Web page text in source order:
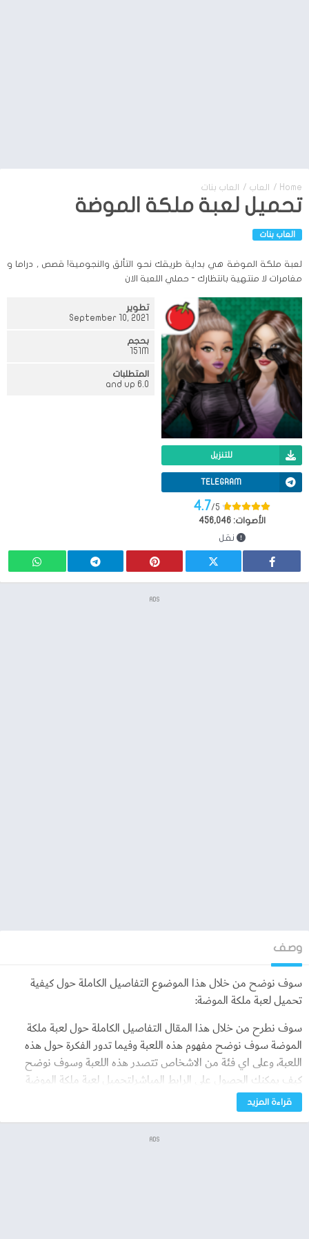
Home
/ العاب / العاب بنات
تحميل لعبة ملكة الموضة
العاب بنات
لعبة ملكة الموضة هي بداية طريقك نحو التألق والنجومية! قصص , دراما و
مغامرات لا منتهية بانتظارك - حملي اللعبة الان
للتنزيل
TELEGRAM
4.7/5
الأصوات:456,046
نقل
تطوير
September 10, 2021
بحجم
151M
المتطلبات
6.0 and up
ADS
وصف
سوف نوضح من خلال هذا الموضوع التفاصيل الكاملة حول كيفية
تحميل لعبة ملكة الموضة:
سوف نطرح من خلال هذا المقال التفاصيل الكاملة حول لعبة ملكة
الموضة سوف نوضح مفهوم هذه اللعبة وفيما تدور الفكرة حول هذه
اللعبة، وعلى اي فئة من الاشخاص تتصدر هذه اللعبة وسوف نوضح
كيف يمكنك الحصول على الرابط المباشرلتحميل لعبة ملكة الموضة
بحيث يمكنك التحميل دون تواجه اي مشاكل أثناء التحميل او اي
اختصار للراوبط، وسوف نوضح اهم المميزات داخل هذه اللعبة التي قد
توجد داخل هذه اللعبة ولا توجد في اي لعبة آخرى بنفس فكرة هذه اللعبة
قراءة المزيد
ADS